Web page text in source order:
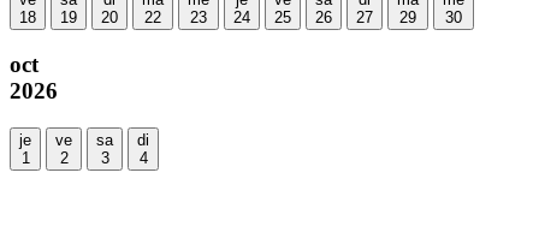
18
19
20
22
23
24
25
26
27
29
30
oct
2026
je
1
ve
2
sa
3
di
4